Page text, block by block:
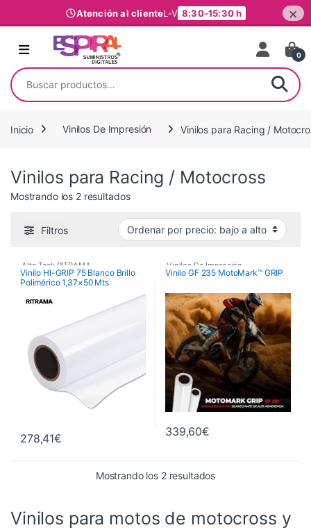
Atención al clienteL-V 8:30-15:30 h ×
Ir al contenido
0
Buscar por:
Inicio Vinilos De Impresión Vinilos para Racing /
Vinilos para Racing / Motocross
Mostrando los 2 resultadosOrdenado por precio: bajo a alto
Filtros
Alto Tack RITRAMA
Vinilos De Impresión,
Vinilos de Impresión para Pared
Alto Tack
Vinilos para Racing / Motocross
Vinilo HI-GRIP 75 Blanco Brillo
Polimérico 1,37×50 Mts
278,41€
Vinilos De Impresión
Vinilo GF 235 MotoMark™ GRIP
339,60€
Mostrando los 2 resultadosOrdenado por
Vinilos para motos de motocross y